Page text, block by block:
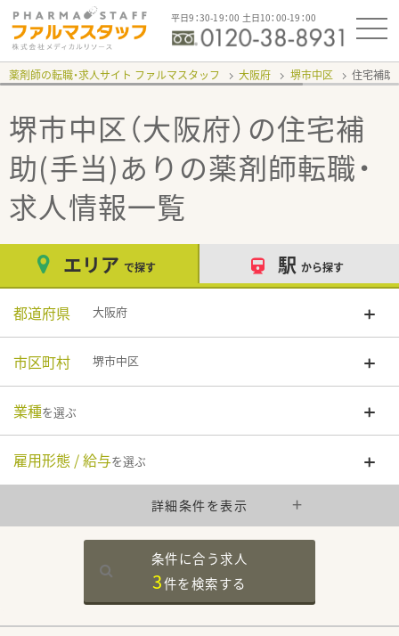
平日9：30-19：00 土日10：00-19：00
薬剤師の転職・求人サイト ファルマスタッフ 大阪府 堺市中区 住宅補
堺市中区（大阪府）の住宅補
助(手当)あり の薬剤師転職・
求人情報一覧
エリア で探す 駅 から探す
都道府県 大阪府
市区町村 堺市中区
業種を選ぶ
雇用形態 / 給与を選ぶ
詳細条件を表示
条件に合う求人
3件を検索する